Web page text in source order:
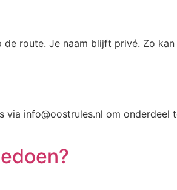
route. Je naam blijft privé. Zo
info@oostrules.nl om onderdeel